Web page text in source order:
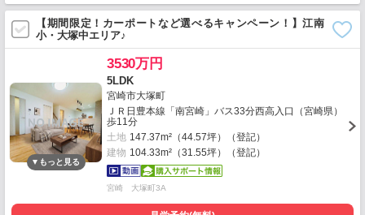
【期間限定！カーポートなど選べるキャンペーン！】江南
小・大塚中エリア♪
3530万円
5LDK
宮崎市大塚町
ＪＲ日豊本線「南宮崎」バス33分西高入口（宮崎県）
歩11分
土地 147.37m²（44.57坪）（登記）
建物 104.33m²（31.55坪）（登記）
宮崎 大塚町3A